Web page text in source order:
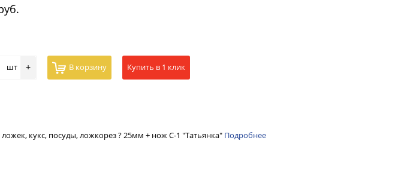
шт + В корзину Купить в 1 клик
кукс, посуды, ложкорез ? 25мм + нож С-1 "Татьянка" Подробнее